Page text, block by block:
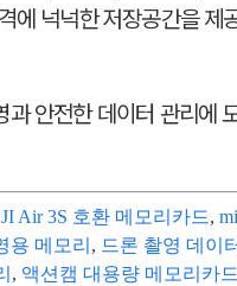
넉넉한 저장공간을 제
안전한 데이터 관리에
Air 3S 호환 메모리카드,
용 메모리 , 드론 촬영 데이
, 액션캠 대용량 메모리카